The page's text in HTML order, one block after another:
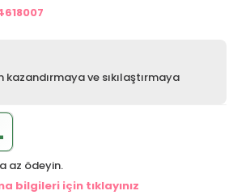
ve sıkılaştırmaya
az ödeyin.
bilgileri için tıklayınız